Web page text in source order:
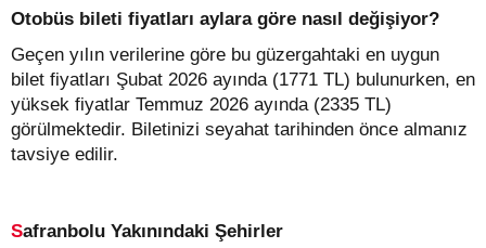
Otobüs bileti fiyatları aylara göre nasıl değişiyor?
Geçen yılın verilerine göre bu güzergahtaki en uygun
bilet fiyatları Şubat 2026 ayında (1771 TL) bulunurken, en
yüksek fiyatlar Temmuz 2026 ayında (2335 TL)
görülmektedir. Biletinizi seyahat tarihinden önce almanız
tavsiye edilir.
Safranbolu Yakınındaki Şehirler